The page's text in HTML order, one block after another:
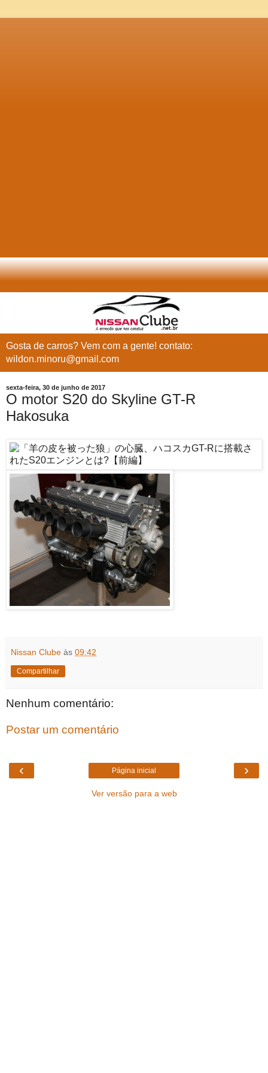
Gosta de carros? Vem com a gente! contato:
wildon.minoru@gmail.com
sexta-feira, 30 de junho de 2017
O motor S20 do Skyline GT-R
Hakosuka
Nissan Clube às 09:42
Compartilhar
Nenhum comentário:
Postar um comentário
‹ ›
Página inicial
Ver versão para a web